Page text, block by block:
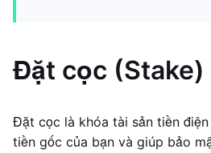
Đặt cọc (Stake)
Đặt cọc là khóa tài sản tiền
tiền gốc của bạn và giúp bảo